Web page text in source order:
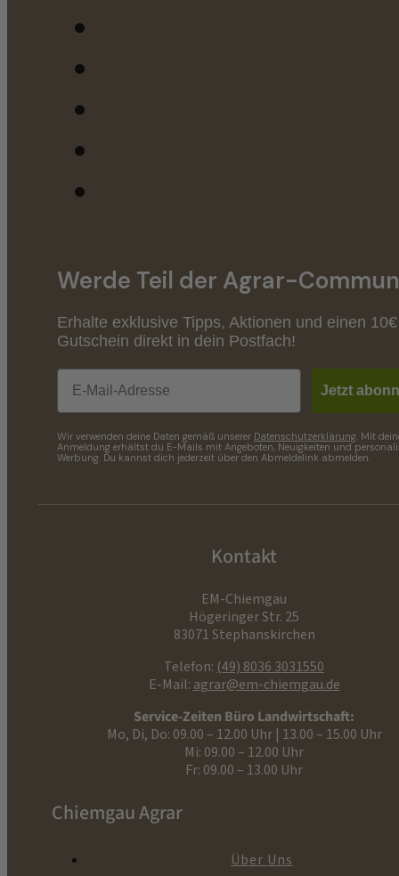
Werde Teil der Agrar-
Erhalte exklusive Tipps, Aktionen und einen 10€
Gutschein direkt in dein Postfach!
Email
Jetzt
Wir verwenden deine Daten gemäß unserer Datenschutzerklärung. Mit
Anmeldung erhältst du E-Mails mit Angeboten, Neuigkeiten und
Werbung. Du kannst dich jederzeit über den Abmeldelink abmelden.
Kontakt
EM-Chiemgau
Högeringer Str. 25
83071 Stephanskirchen
Telefon: (49) 8036 3031550
E-Mail: agrar@em-chiemgau.de
Service-Zeiten Büro Landwirtschaft:
Mo, Di, Do: 09.00 – 12.00 Uhr | 13.00 – 15.00 Uhr
Mi: 09.00 – 12.00 Uhr
Fr: 09.00 – 13.00 Uhr
Chiemgau Agrar
Über Uns